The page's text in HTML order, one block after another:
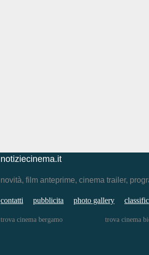
notiziecinema.it
novità, film anteprime, cinema trailer,
contatti pubblicita photo gallery
trova cinema bergamo trova cinema